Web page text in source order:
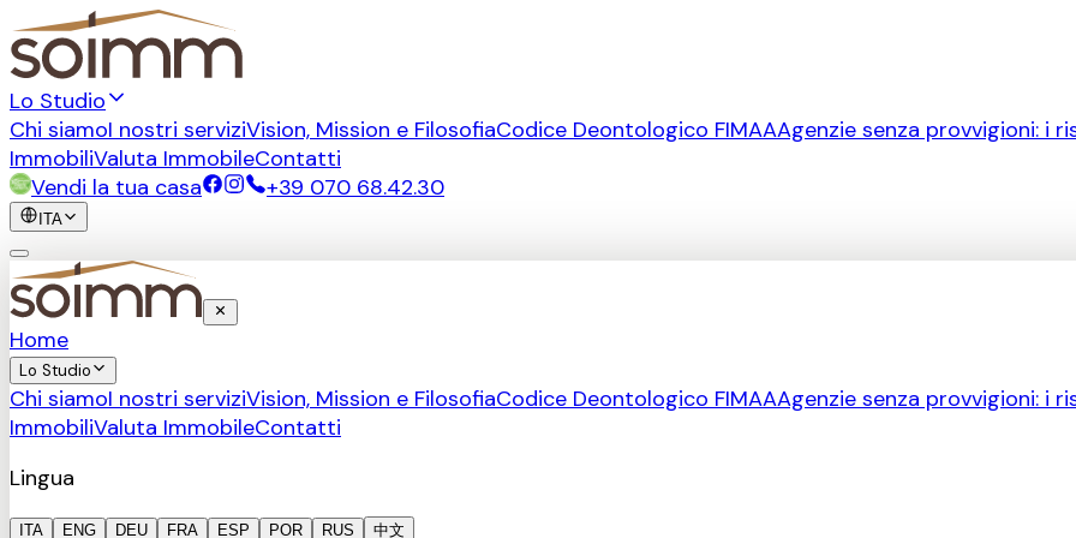
Lo Studio
Chi siamoI nostri serviziVision, Mission e FilosofiaCodice Deontologico FIMAAAgenzie senza provvigioni: i
ImmobiliValuta ImmobileContatti
Vendi la tua casa
+39 070 68.42.30
ITA
Home
Lo Studio
Chi siamoI nostri serviziVision, Mission e FilosofiaCodice Deontologico FIMAAAgenzie senza provvigioni: i
ImmobiliValuta ImmobileContatti
Lingua
ITA ENG DEU FRA ESP POR RUS 中文